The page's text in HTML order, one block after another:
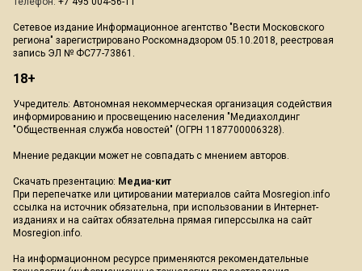
Сетевое издание Информационное агентство "Вести Московского
региона" зарегистрировано Роскомнадзором 05.10.2018, реестровая
запись ЭЛ № ФС77-73861.
18+
Учредитель: Автономная некоммерческая организация содействия
информированию и просвещению населения "Медиахолдинг
"Общественная служба новостей" (ОГРН 1187700006328).
Мнение редакции может не совпадать с мнением авторов.
Скачать презентацию: Медиа-кит
При перепечатке или цитировании материалов сайта Mosregion.info
ссылка на источник обязательна, при использовании в Интернет-
изданиях и на сайтах обязательна прямая гиперссылка на сайт
Mosregion.info.
На информационном ресурсе применяются рекомендательные